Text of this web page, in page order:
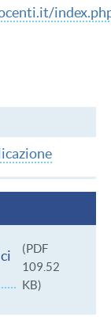
(PDF
109.52
KB)